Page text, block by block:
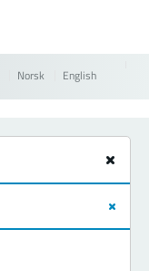
Norsk English